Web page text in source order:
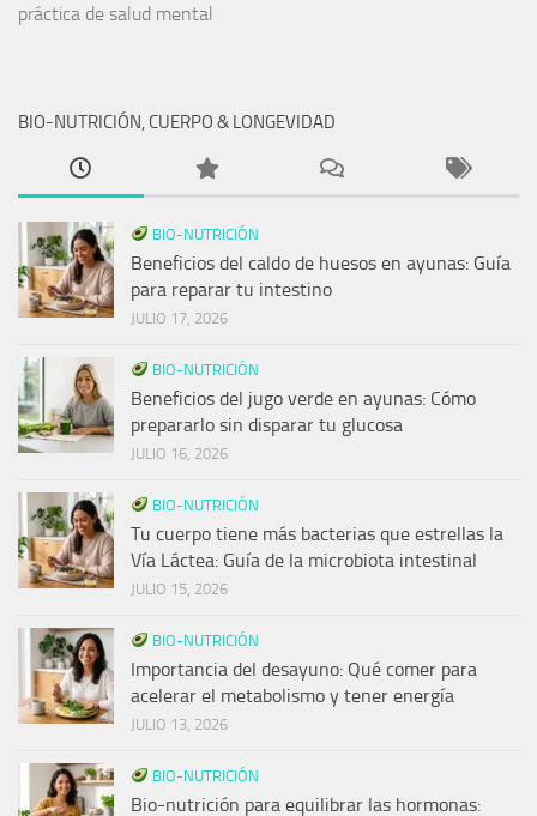
práctica de salud mental
BIO-NUTRICIÓN, CUERPO & LONGEVIDAD
BIO-NUTRICIÓN
Beneficios del caldo de huesos en ayunas: Guía
para reparar tu intestino
JULIO 17, 2026
BIO-NUTRICIÓN
Beneficios del jugo verde en ayunas: Cómo
prepararlo sin disparar tu glucosa
JULIO 16, 2026
BIO-NUTRICIÓN
Tu cuerpo tiene más bacterias que estrellas la
Vía Láctea: Guía de la microbiota intestinal
JULIO 15, 2026
BIO-NUTRICIÓN
Importancia del desayuno: Qué comer para
acelerar el metabolismo y tener energía
JULIO 13, 2026
BIO-NUTRICIÓN
Bio-nutrición para equilibrar las hormonas: